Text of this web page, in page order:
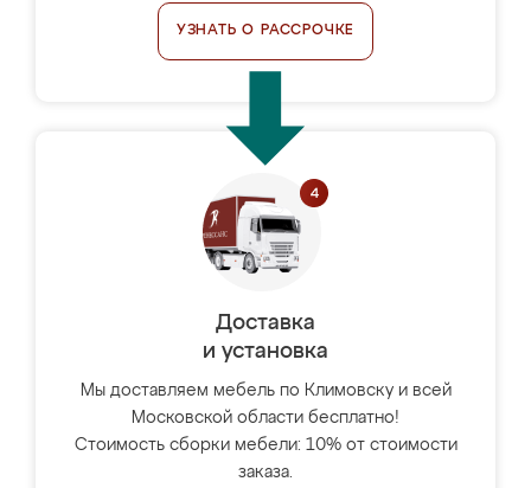
УЗНАТЬ О РАССРОЧКЕ
Доставка
и установка
Мы доставляем мебель по Климовску и всей
Московской области бесплатно!
Стоимость сборки мебели: 10% от стоимости
заказа.